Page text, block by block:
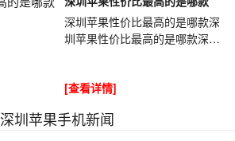
深圳苹果性价比最高的是哪款深
圳苹果性价比最高的是哪款深圳
款最贵苹果...
[查看详情]
深圳苹果手机新闻